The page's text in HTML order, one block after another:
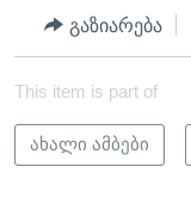
გაზიარება
This item is part of
ახალი ამბები